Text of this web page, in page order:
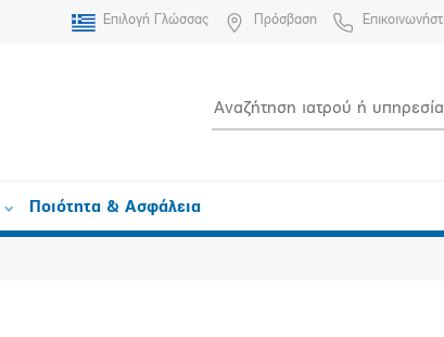
Επιλογή Γλώσσας Πρόσβαση
Ποιότητα & Ασφάλεια